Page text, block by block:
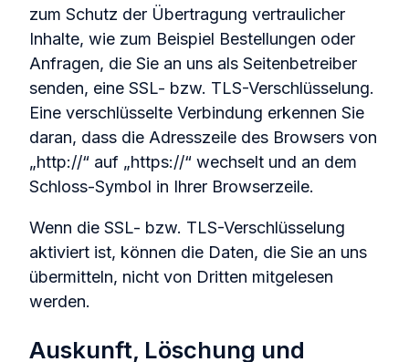
zum Schutz der Übertragung vertraulicher
Inhalte, wie zum Beispiel Bestellungen oder
Anfragen, die Sie an uns als Seitenbetreiber
senden, eine SSL- bzw. TLS-Verschlüsselung.
Eine verschlüsselte Verbindung erkennen Sie
daran, dass die Adresszeile des Browsers von
„http://“ auf „https://“ wechselt und an dem
Schloss-Symbol in Ihrer Browserzeile.
Wenn die SSL- bzw. TLS-Verschlüsselung
aktiviert ist, können die Daten, die Sie an uns
übermitteln, nicht von Dritten mitgelesen
werden.
Auskunft, Löschung und